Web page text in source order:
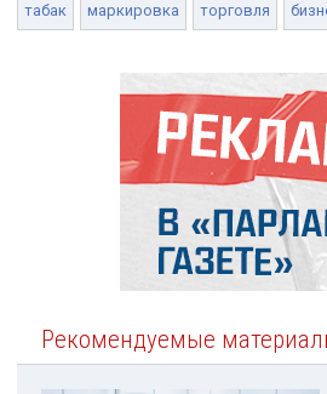
табак маркировка торговля
Рекомендуемые